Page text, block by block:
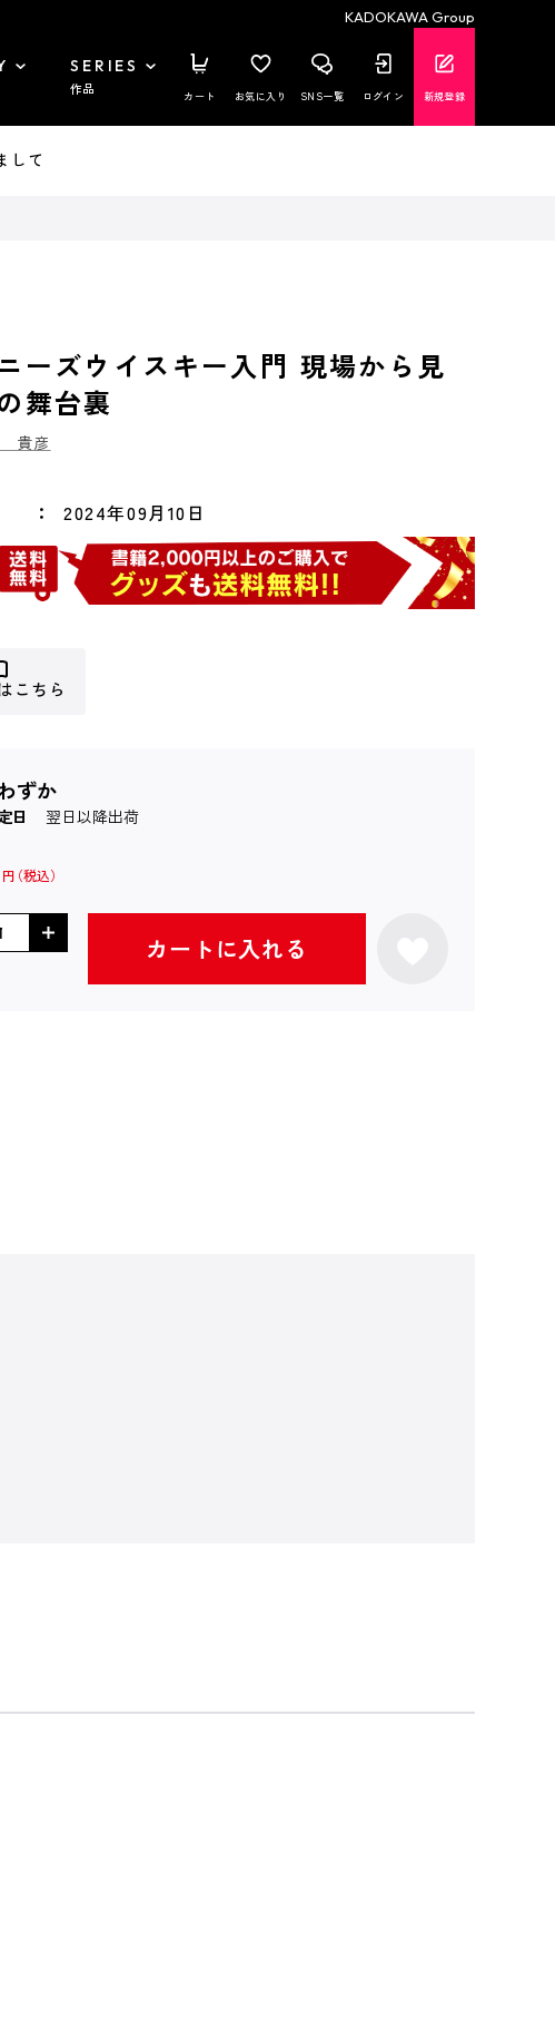
KADOKAWA Group
SERIES
作品 カート お気に入り SNS一覧 ログイン 新規登録
して
ーズウイスキー入門 現場から見
舞台裏
貴彦
2024年09月10日
こちら
ずか
日 翌日以降出荷
円
カートに入れる